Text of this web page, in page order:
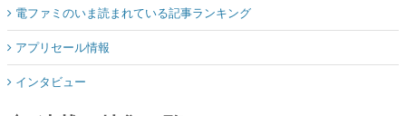
電ファミのいま読まれている記事ランキング
アプリセール情報
インタビュー